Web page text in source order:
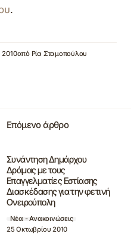
.
2010από Ρία Σταμοπούλου
Επόμενο άρθρο
Συνάντηση Δημάρχου
Δράμας με τους
Επαγγελματίες Εστίασης
Διασκέδασης για την φετινή
Ονειρούπολη
Νέα - Ανακοινώσεις
25 Οκτωβρίου 2010